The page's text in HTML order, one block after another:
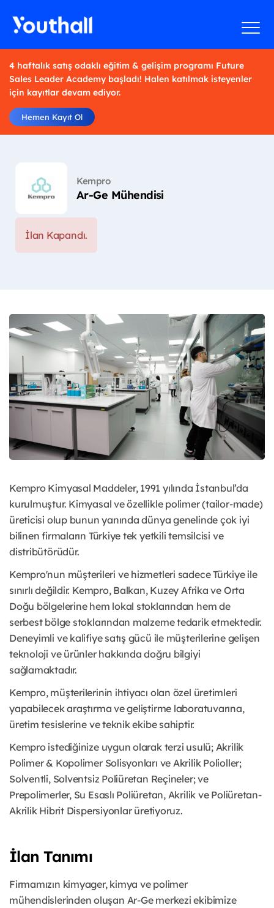
4 haftalık satış odaklı eğitim & gelişim programı Future
Sales Leader Academy başladı! Halen katılmak isteyenler
için kayıtlar devam ediyor.
Hemen Kayıt Ol
Kempro
Ar-Ge Mühendisi
İlan Kapandı.
Kempro Kimyasal Maddeler, 1991 yılında İstanbul’da
kurulmuştur. Kimyasal ve özellikle polimer (tailor-made)
üreticisi olup bunun yanında dünya genelinde çok iyi
bilinen firmaların Türkiye tek yetkili temsilcisi ve
distribütörüdür.
Kempro'nun müşterileri ve hizmetleri sadece Türkiye ile
sınırlı değildir. Kempro, Balkan, Kuzey Afrika ve Orta
Doğu bölgelerine hem lokal stoklarından hem de
serbest bölge stoklarından malzeme tedarik etmektedir.
Deneyimli ve kalifiye satış gücü ile müşterilerine gelişen
teknoloji ve ürünler hakkında doğru bilgiyi
sağlamaktadır.
Kempro, müşterilerinin ihtiyacı olan özel üretimleri
yapabilecek araştırma ve geliştirme laboratuvarına,
üretim tesislerine ve teknik ekibe sahiptir.
Kempro istediğinize uygun olarak terzi usulü; Akrilik
Polimer & Kopolimer Solisyonları ve Akrilik Polioller;
Solventli, Solventsiz Poliüretan Reçineler; ve
Prepolimerler, Su Esaslı Poliüretan, Akrilik ve Poliüretan-
Akrilik Hibrit Dispersiyonlar üretiyoruz.
İlan Tanımı
Firmamızın kimyager, kimya ve polimer
mühendislerinden oluşan Ar-Ge merkezi ekibimize